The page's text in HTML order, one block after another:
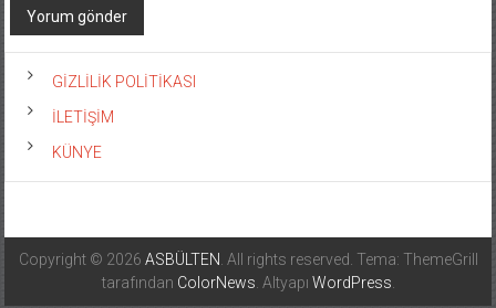
KÜNYE
ASBÜLTEN
tarafından ColorNews. Altyapı WordPress.